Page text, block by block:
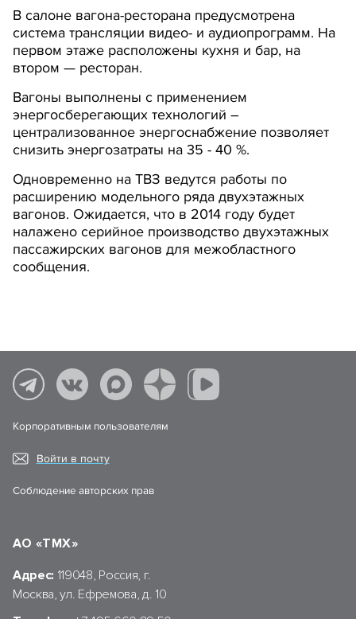
В салоне вагона-ресторана предусмотрена
система трансляции видео- и аудиопрограмм. На
первом этаже расположены кухня и бар, на
втором — ресторан.
Вагоны выполнены с применением
энергосберегающих технологий –
централизованное энергоснабжение позволяет
снизить энергозатраты на 35 - 40 %.
Одновременно на ТВЗ ведутся работы по
расширению модельного ряда двухэтажных
вагонов. Ожидается, что в 2014 году будет
налажено серийное производство двухэтажных
пассажирских вагонов для межобластного
сообщения.
Корпоративным пользователям
Войти в почту
Соблюдение авторских прав
АО «ТМХ»
Адрес: 119048, Россия, г.
Москва, ул. Ефремова, д. 10